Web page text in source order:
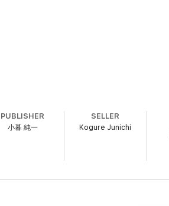
PUBLISHER
小暮 純一
SELLER
Kogure Junichi